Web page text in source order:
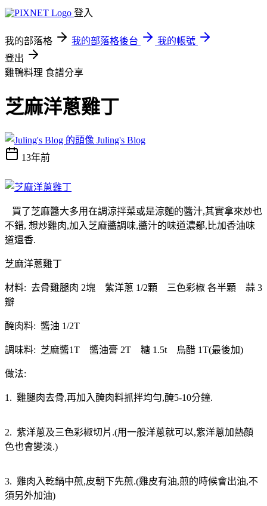
登入
我的部落格 我的部落格後台
我的帳號
登出
雞鴨料理 食譜分享
芝麻洋蔥雞丁
Juling's Blog
13年前
買了芝麻醬大多用在調涼拌菜或是涼麵的醬汁,其實拿來炒也
不錯, 想炒雞肉,加入芝麻醬調味,醬汁的味道濃郩,比加香油味
道還香.
芝麻洋蔥雞丁
材料: 去骨雞腿肉 2塊 紫洋蔥 1/2顆 三色彩椒 各半顆 蒜 3
瓣
醃肉料: 醬油 1/2T
調味料: 芝麻醬1T 醬油膏 2T 糖 1.5t 烏醋 1T(最後加)
做法:
1. 雞腿肉去骨,再加入醃肉料抓拌均勻,醃5-10分鐘.
2. 紫洋蔥及三色彩椒切片.(用一般洋蔥就可以,紫洋蔥加熱顏
色也會變淡.)
3. 雞肉入乾鍋中煎,皮朝下先煎.(雞皮有油,煎的時候會出油,不
須另外加油)